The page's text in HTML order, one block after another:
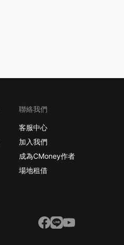
聯絡我們
客服中心
加入我們
成為CMoney作者
場地租借